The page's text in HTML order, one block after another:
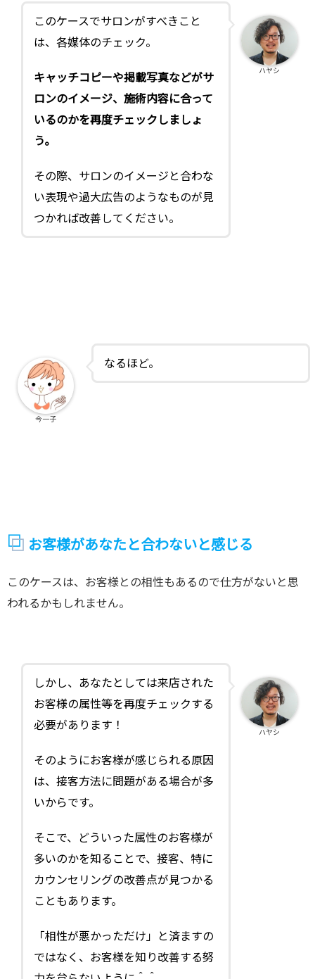
このケースでサロンがすべきこと
は、各媒体のチェック。
キャッチコピーや掲載写真などがサ
ロンのイメージ、施術内容に合って
いるのかを再度チェックしましょ
う。
その際、サロンのイメージと合わな
い表現や過大広告のようなものが見
つかれば改善してください。
ハヤシ
なるほど。
今一子
お客様があなたと合わないと感じる
このケースは、お客様との相性もあるので仕方がないと思
われるかもしれません。
しかし、あなたとしては来店された
お客様の属性等を再度チェックする
必要があります！
そのようにお客様が感じられる原因
は、接客方法に問題がある場合が多
いからです。
そこで、どういった属性のお客様が
多いのかを知ることで、接客、特に
カウンセリングの改善点が見つかる
こともあります。
「相性が悪かっただけ」と済ますの
ではなく、お客様を知り改善する努
ハヤシ